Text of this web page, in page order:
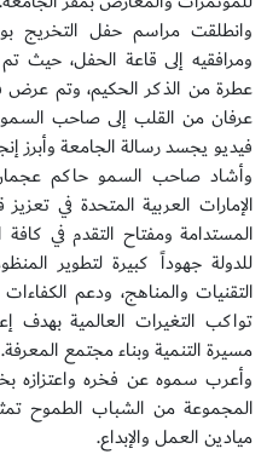
وانطلقت مراسم حفل
ومرافقيه إلى قاعة الحفل، حيث
عطرة من الذكر الحكيم، وتم عرض
عرفان من القلب إلى صاحب السمو
فيديو يجسد رسالة الجامعة وأبرز
وأشاد صاحب السمو حاكم عجمان
الإمارات العربية المتحدة في
المستدامة ومفتاح التقدم في
للدولة جهوداً كبيرة لتطوير
التقنيات والمناهج، ودعم
تواكب التغيرات العالمية بهدف
مسيرة التنمية وبناء مجتمع المعرفة.
وأعرب سموه عن فخره واعتزازه
المجموعة من الشباب الطموح
ميادين العمل والإبداع.